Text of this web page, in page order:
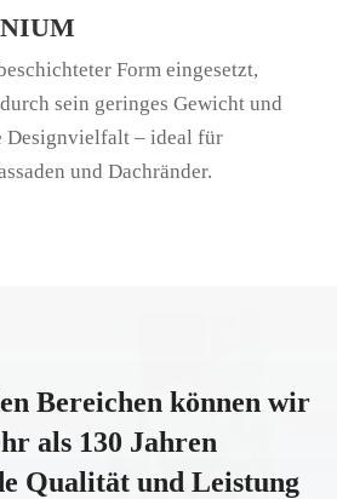
Form eingesetzt,
sein geringes Gewicht und
Designvielfalt – ideal für
und Dachränder.
Bereichen können wir
als 130 Jahren
Qualität und Leistung